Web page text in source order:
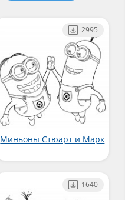
Миньоны Стюарт и Марк
2995
1640